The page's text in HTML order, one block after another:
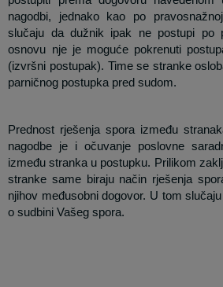
nagodbi, jednako kao po
slučaju da dužnik ipak ne postupi po
osnovu nje je moguće pokrenuti
(izvršni postupak). Time se stranke
parničnog postupka pred sudom.
Prednost rješenja spora između
nagodbe je i očuvanje poslovne
između stranka u postupku. Prilikom
stranke same biraju način rješenja
njihov međusobni dogovor. U tom
o sudbini Vašeg spora.